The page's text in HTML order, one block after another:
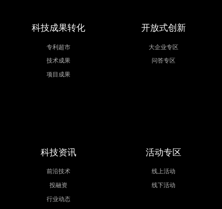
科技成果转化
专利超市
技术成果
项目成果
开放式创新
大企业专区
问答专区
科技资讯
前沿技术
投融资
行业动态
活动专区
线上活动
线下活动